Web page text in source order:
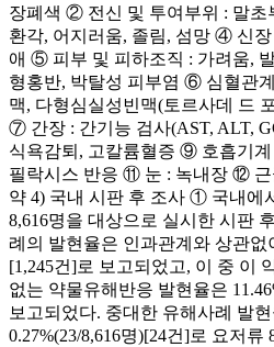
장폐색 ② 전신 및 투여부위 : 말
환각, 어지러움, 졸림, 섬망 ④ 신
애 ⑤ 피부 및 피하조직 : 가려움,
형홍반, 박탈성 피부염 ⑥ 심혈관
맥, 다형심실성빈맥(토르사데 드
⑦ 간장 : 간기능 검사(AST, ALT,
식욕감퇴, 고칼륨혈증 ⑨ 호흡기
필락시스 반응 ⑪ 눈 : 녹내장 ⑫ 근
약 4) 국내 시판 후 조사 ① 국내에
8,616명을 대상으로 실시한 시판
례의 발현율은 인과관계와 상관없
[1,245건]로 보고되었고, 이 중 이
없는 약물유해반응 발현율은
보고되었다. 중대한 유해사례 발
0.27%(23/8,616명)[24건]로 요저